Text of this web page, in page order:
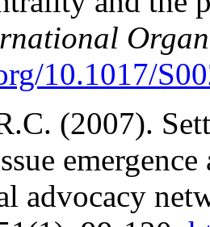
10.1017/
(2007).
advocacy